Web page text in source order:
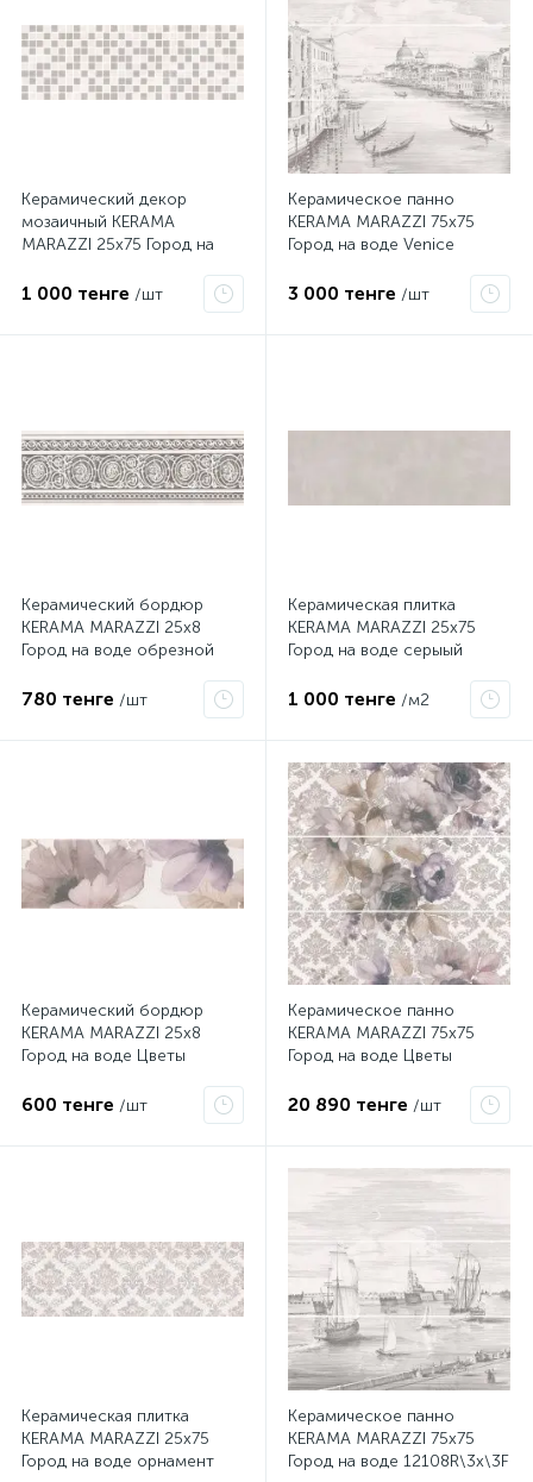
Керамический декор
мозаичный KERAMA
MARAZZI 25х75 Город на
1 000 тенге /шт
Керамическое панно
KERAMA MARAZZI 75х75
Город на воде Venice
3 000 тенге /шт
Керамический бордюр
KERAMA MARAZZI 25х8
Город на воде обрезной
780 тенге /шт
Керамическая плитка
KERAMA MARAZZI 25х75
Город на воде серыый
1 000 тенге /м2
Керамический бордюр
KERAMA MARAZZI 25х8
Город на воде Цветы
600 тенге /шт
Керамическое панно
KERAMA MARAZZI 75х75
Город на воде Цветы
20 890 тенге /шт
Керамическая плитка
KERAMA MARAZZI 25х75
Город на воде орнамент
Керамическое панно
KERAMA MARAZZI 75х75
Город на воде 12108R\3x\3F